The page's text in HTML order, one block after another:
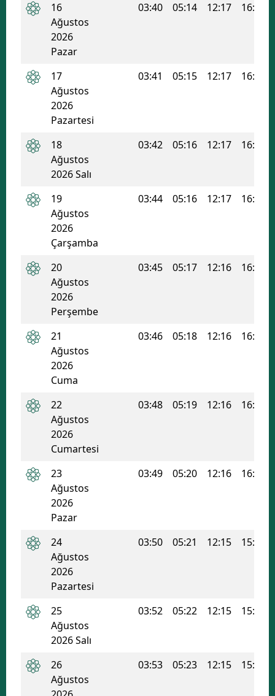
Kayseri
Kütahya
Muğla
Niğde
Siirt
Tekirdağ
Tunceli
Uşak
16
Ağustos
2026
Pazar
03:40 05:14 12:17 16:05
17
Ağustos
2026
Pazartesi
03:41 05:15 12:17 16:04
18
Ağustos
2026 Salı
03:42 05:16 12:17 16:03
19
Ağustos
2026
Çarşamba
03:44 05:16 12:17 16:03
20
Ağustos
2026
Perşembe
03:45 05:17 12:16 16:02
21
Ağustos
2026
Cuma
03:46 05:18 12:16 16:01
22
Ağustos
2026
Cumartesi
03:48 05:19 12:16 16:01
23
Ağustos
2026
Pazar
03:49 05:20 12:16 16:00
24
Ağustos
2026
Pazartesi
03:50 05:21 12:15 15:59
25
Ağustos
2026 Salı
03:52 05:22 12:15 15:58
26
Ağustos
03:53 05:23 12:15 15:58